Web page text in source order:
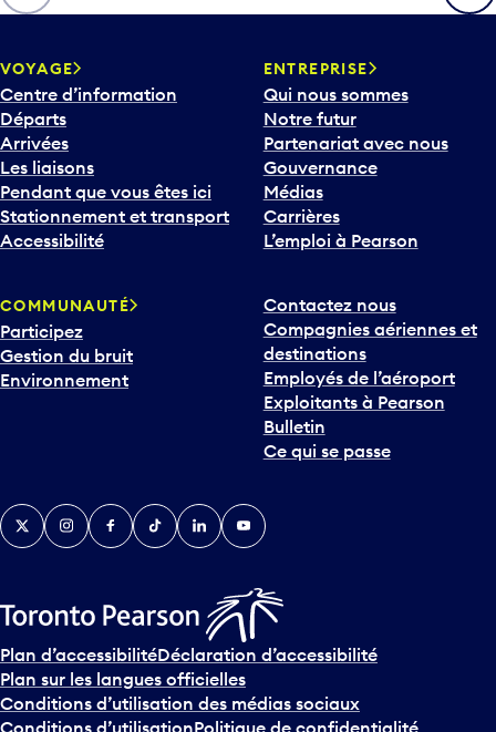
VOYAGE
Centre d’information
Départs
Arrivées
Les liaisons
Pendant que vous êtes ici
Stationnement et transport
Accessibilité
ENTREPRISE
Qui nous sommes
Notre futur
Partenariat avec nous
Gouvernance
Médias
Carrières
L’emploi à Pearson
COMMUNAUTÉ
Participez
Gestion du bruit
Environnement
Contactez nous
Compagnies aériennes et
destinations
Employés de l’aéroport
Exploitants à Pearson
Bulletin
Ce qui se passe
TwitterInstagramFacebook
TikTokLinkedInYouTube
Plan d’accessibilitéDéclaration d’accessibilité
Plan sur les langues officielles
Conditions d’utilisation des médias sociaux